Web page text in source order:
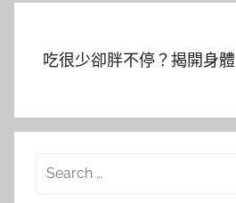
吃很少卻胖不停？揭開身
Search